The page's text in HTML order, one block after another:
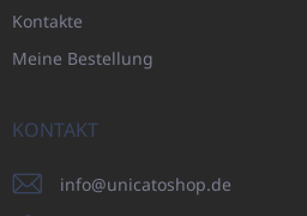
Kontakte
Meine Bestellung
KONTAKT
info@unicatoshop.de